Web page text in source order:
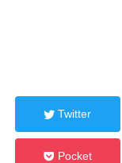
Twitter
Pocket